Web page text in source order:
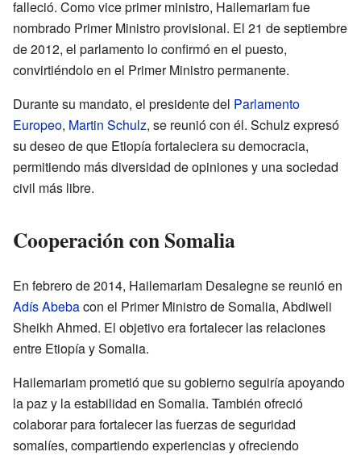
falleció. Como vice primer ministro, Hailemariam fue
nombrado Primer Ministro provisional. El 21 de septiembre
de 2012, el parlamento lo confirmó en el puesto,
convirtiéndolo en el Primer Ministro permanente.
Durante su mandato, el presidente del Parlamento
Europeo, Martin Schulz, se reunió con él. Schulz expresó
su deseo de que Etiopía fortaleciera su democracia,
permitiendo más diversidad de opiniones y una sociedad
civil más libre.
Cooperación con Somalia
En febrero de 2014, Hailemariam Desalegne se reunió en
Adís Abebacon el Primer Ministro de Somalia, Abdiweli
Sheikh Ahmed. El objetivo era fortalecer las relaciones
entre Etiopía y Somalia.
Hailemariam prometió que su gobierno seguiría apoyando
la paz y la estabilidad en Somalia. También ofreció
colaborar para fortalecer las fuerzas de seguridad
somalíes, compartiendo experiencias y ofreciendo